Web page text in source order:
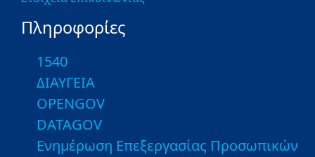
Πληροφορίες
1540
ΔΙΑΥΓΕΙΑ
OPENGOV
DATAGOV
Ενημέρωση Επεξεργασίας Προσωπικών